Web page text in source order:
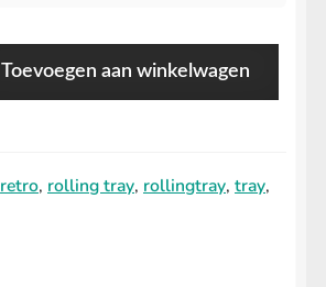
Toevoegen aan winkelwagen
retro, rolling tray, rollingtray, tray,